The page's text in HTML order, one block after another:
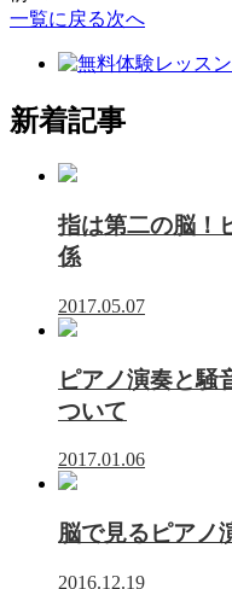
ボ
タ
ア
ボ
タ
ン
ェ
ア
ボ
ン
一覧に戻る次へ
新着記事
指は第二の脳！
係
2017.05.07
ピアノ演奏と騒
ついて
2017.01.06
脳で見るピアノ
2016.12.19